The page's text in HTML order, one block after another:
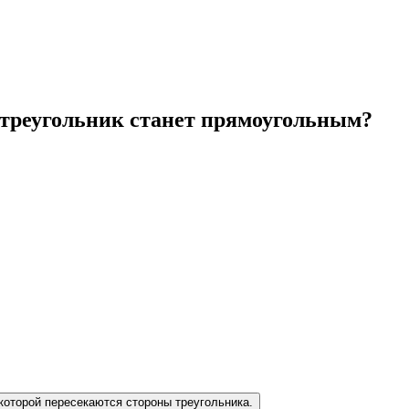
станет прямоугольным?
пересекаются стороны треугольника.